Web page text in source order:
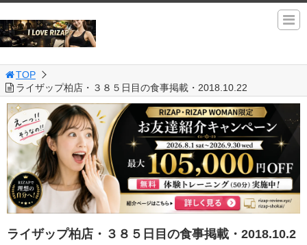
TOP
ライザップ柏店・３８５日目の食事掲載・2018.10.22
ライザップ柏店・３８５日目の食事掲載・2018.10.2